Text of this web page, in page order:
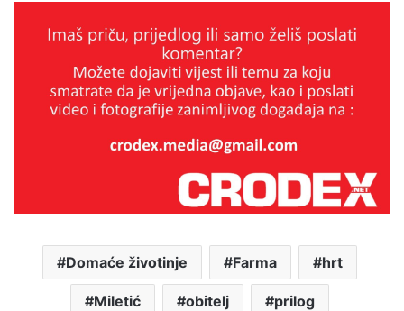
Domaće životinje Farma hrt
Miletić obitelj prilog